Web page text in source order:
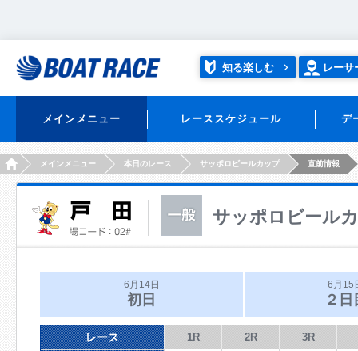
知る楽しむ レーサ
メインメニュー レーススケジュール デ
HOMEメインメニュー 本日のレース サッポロビールカップ 直前情報
サッポロビール
6月14日
初日
6月15
２日
レース 1R 2R 3R